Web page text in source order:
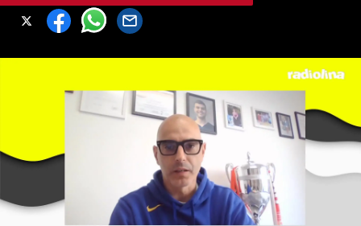
CAGLIARI
MEDIO CAMPIDANO
ORISTANO E PROVINCIA
GALLURA
OGLIASTRA